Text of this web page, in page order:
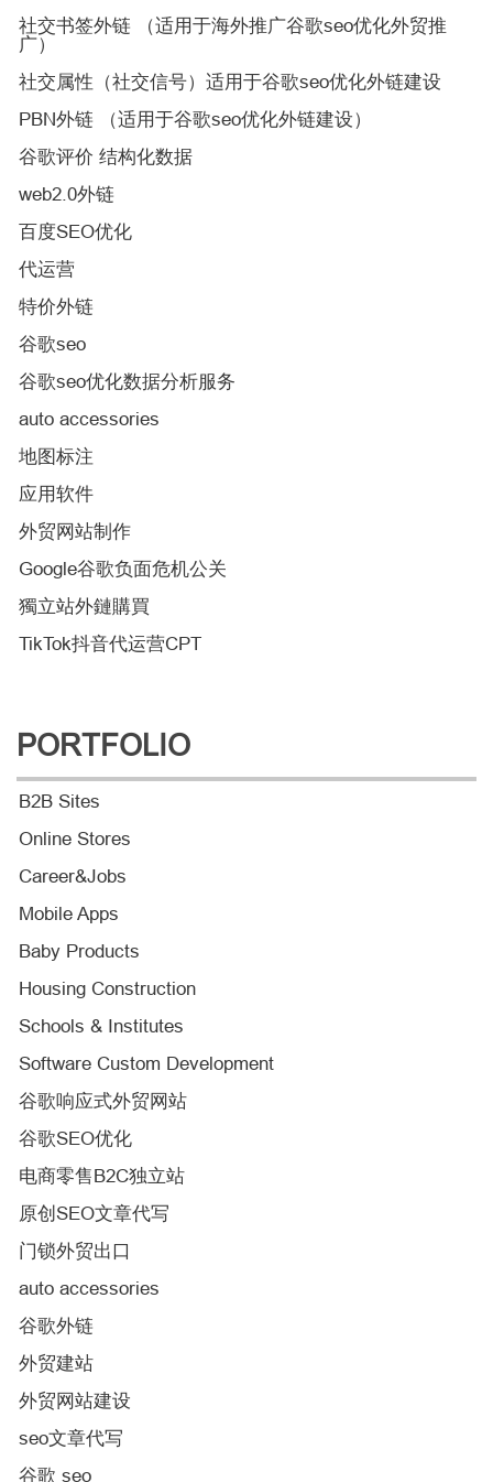
社交书签外链 （适用于海外推广谷歌seo优化外贸推
广）
社交属性（社交信号）适用于谷歌seo优化外链建设
PBN外链 （适用于谷歌seo优化外链建设）
谷歌评价 结构化数据
web2.0外链
百度SEO优化
代运营
特价外链
谷歌seo
谷歌seo优化数据分析服务
auto accessories
地图标注
应用软件
外贸网站制作
Google谷歌负面危机公关
獨立站外鏈購買
TikTok抖音代运营CPT
PORTFOLIO
B2B Sites
Online Stores
Career&Jobs
Mobile Apps
Baby Products
Housing Construction
Schools & Institutes
Software Custom Development
谷歌响应式外贸网站
谷歌SEO优化
电商零售B2C独立站
原创SEO文章代写
门锁外贸出口
auto accessories
谷歌外链
外贸建站
外贸网站建设
seo文章代写
谷歌 seo